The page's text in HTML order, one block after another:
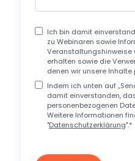
Ich bin damit
zu Webinaren sowie
Veranstaltungshinweise
erhalten sowie die
denen wir unsere
Indem ich unten auf
damit einverstanden,
personenbezogenen
Weitere Informationen
"Datenschutzerklärung".*